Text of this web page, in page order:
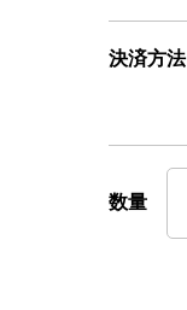
決済方法
数量